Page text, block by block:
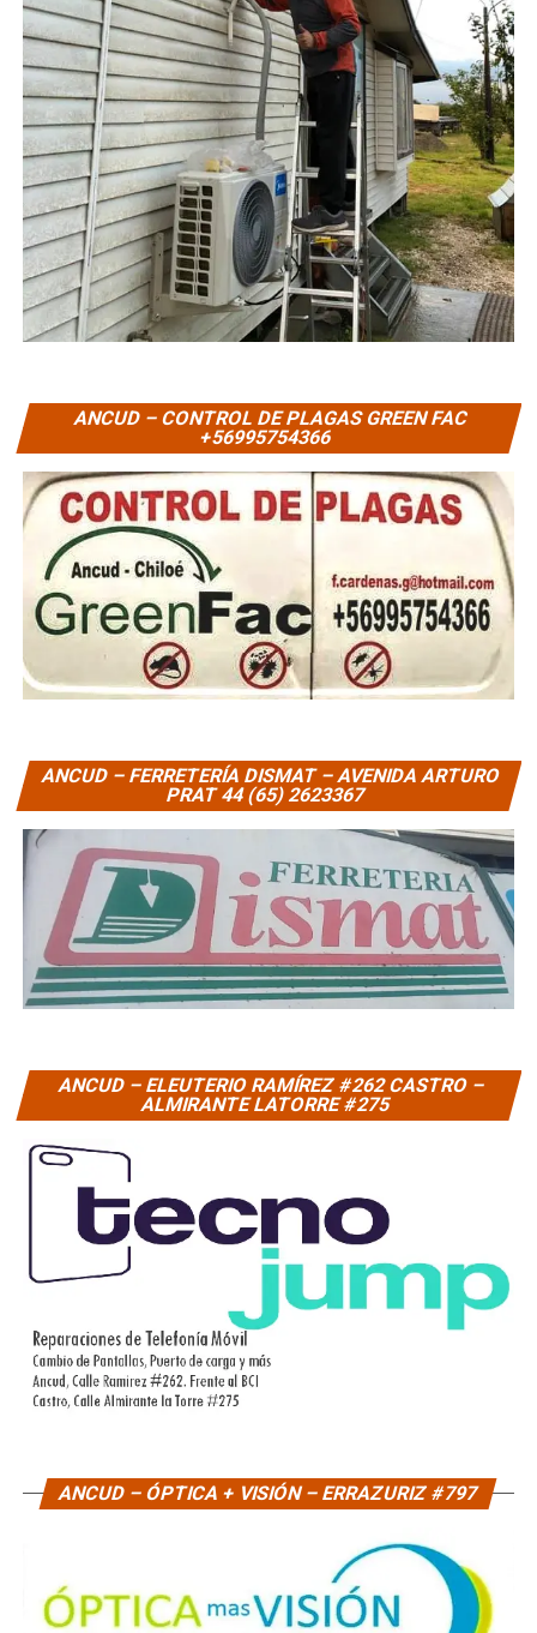
ANCUD – CONTROL DE PLAGAS GREEN FAC
+56995754366
ANCUD – FERRETERÍA DISMAT – AVENIDA ARTURO
PRAT 44 (65) 2623367
ANCUD – ELEUTERIO RAMÍREZ #262 CASTRO –
ALMIRANTE LATORRE #275
ANCUD – ÓPTICA + VISIÓN – ERRAZURIZ #797